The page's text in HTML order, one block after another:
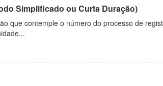
Simplificado ou Curta Duração)
que contemple o número do processo de